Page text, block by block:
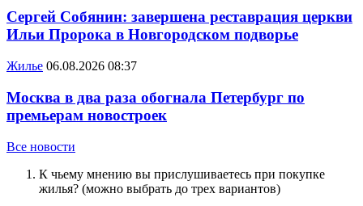
Сергей Собянин: завершена реставрация церкви
Ильи Пророка в Новгородском подворье
Жилье 06.08.2026 08:37
Москва в два раза обогнала Петербург по
премьерам новостроек
Все новости
К чьему мнению вы прислушиваетесь при покупке
жилья? (можно выбрать до трех вариантов)